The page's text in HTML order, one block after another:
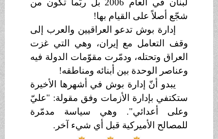
شجّع أصلاً على القيام بها!
إدارة بوش تدعو العراقيين والعرب إلى
وقف التعامل مع إيران، وهي التي غزت
العراق وتحتله، ودمّرت مقوّمات الدولة فيه
وعناصر الوحدة بين أبنائه ومناطقه!
يبدو أنّ إدارة بوش في أشهرها الأخيرة
ستكتفي بإدارة الأزمات وفق مقولة: "عليّ
وعلى أعدائي". وهي سياسة مدمّرة
للمصالح الأميركية قبل أي شيء آخر.